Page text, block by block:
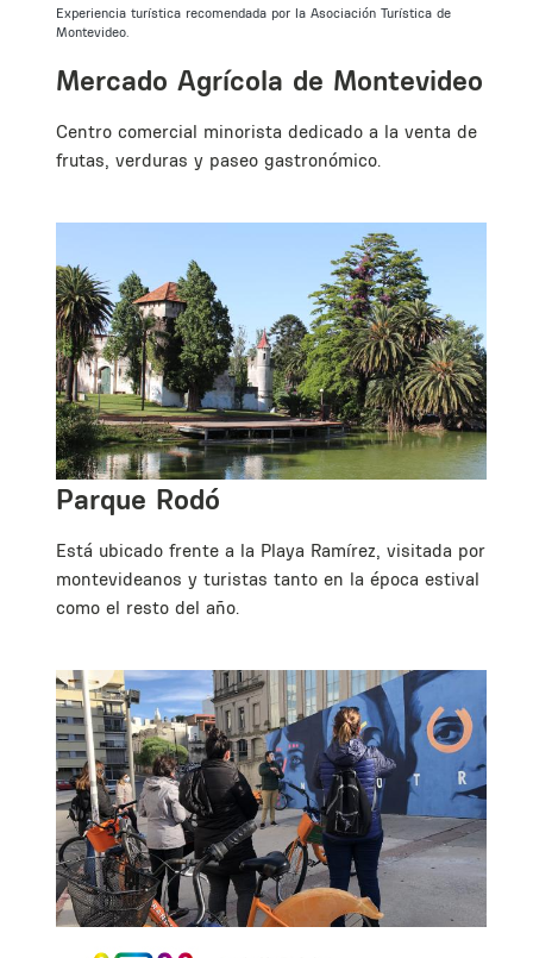
Experiencia turística recomendada por la Asociación Turística de
Montevideo.
Mercado Agrícola de Montevideo
Centro comercial minorista dedicado a la venta de
frutas, verduras y paseo gastronómico.
Parque Rodó
Está ubicado frente a la Playa Ramírez, visitada por
montevideanos y turistas tanto en la época estival
como el resto del año.